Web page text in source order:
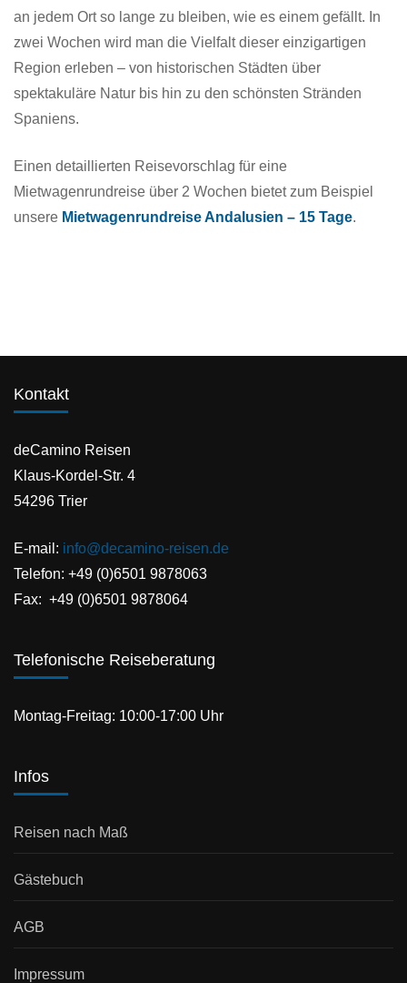
an jedem Ort so lange zu bleiben, wie es einem gefällt. In
zwei Wochen wird man die Vielfalt dieser einzigartigen
Region erleben – von historischen Städten über
spektakuläre Natur bis hin zu den schönsten Stränden
Spaniens.
Einen detaillierten Reisevorschlag für eine
Mietwagenrundreise über 2 Wochen bietet zum Beispiel
unsere Mietwagenrundreise Andalusien – 15 Tage.
Kontakt
deCamino Reisen
Klaus-Kordel-Str. 4
54296 Trier
E-mail: info@decamino-reisen.de
Telefon: +49 (0)6501 9878063
Fax: +49 (0)6501 9878064
Telefonische Reiseberatung
Montag-Freitag: 10:00-17:00 Uhr
Infos
Reisen nach Maß
Gästebuch
AGB
Impressum